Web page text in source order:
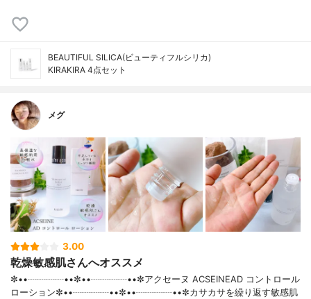
BEAUTIFUL SILICA(ビューティフルシリカ)
KIRAKIRA 4点セット
メグ
3.00
乾燥敏感肌さんへオススメ
✼••┈┈┈┈••✼••┈┈┈┈••✼アクセーヌ ACSEINEAD コントロール
ローション✼••┈┈┈┈••✼••┈┈┈┈••✼カサカサを繰り返す敏感肌